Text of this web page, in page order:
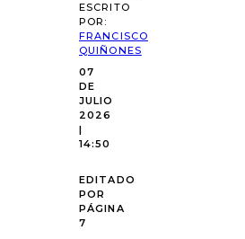
ESCRITO
POR:
FRANCISCO
QUIÑONES
07
DE
JULIO
2026
|
14:50
EDITADO
POR
PÁGINA
7